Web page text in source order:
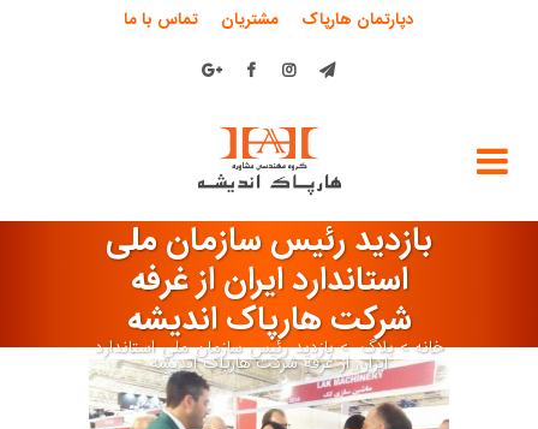
دپارتمان هارپاک مشتریان تماس با ما
بازدید رئیس سازمان ملی
استاندارد ایران از غرفه
شرکت هارپاک اندیشه
خانه>بلاگ >بازدید رئیس سازمان ملی استاندارد
ایران از غرفه شرکت هارپاک اندیشه